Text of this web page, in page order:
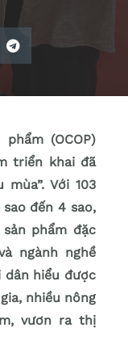
(OCOP)
triển khai đã
Với 103
đến 4 sao,
phẩm đặc
ngành nghề
dân hiểu được
nhiều nông
vươn ra thị